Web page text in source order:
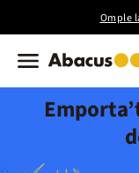
Omple